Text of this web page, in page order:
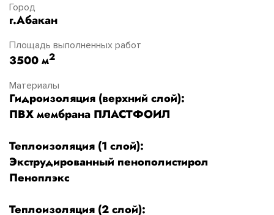
Город
г.Абакан
Площадь выполненных работ
3500 м2
Материалы
Гидроизоляция (верхний слой):
ПВХ мембрана ПЛАСТФОИЛ
Теплоизоляция (1 слой):
Экструдированный пенополистирол
Пеноплэкс
Теплоизоляция (2 слой):